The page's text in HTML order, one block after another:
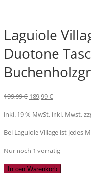
Laguiole
Duotone
199,99€ Ursprünglicher
war:
199,99 €
189,99€
ist:
189,99 €.
inkl. 19 % MwSt. inkl. Mwst.
Bei Laguiole Village ist jedes
Nur noch 1 vorrätig
Laguiole
In den Warenkorb